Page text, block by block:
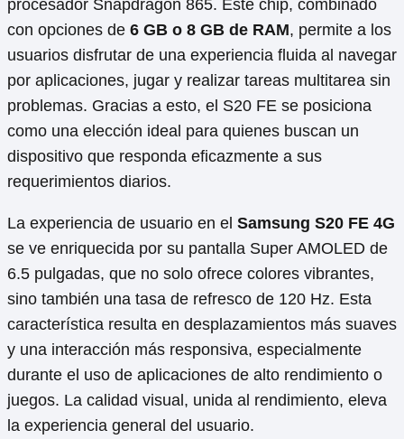
procesador Snapdragon 865. Este chip, combinado
con opciones de 6 GB o 8 GB de RAM, permite a los
usuarios disfrutar de una experiencia fluida al navegar
por aplicaciones, jugar y realizar tareas multitarea sin
problemas. Gracias a esto, el S20 FE se posiciona
como una elección ideal para quienes buscan un
dispositivo que responda eficazmente a sus
requerimientos diarios.
La experiencia de usuario en el Samsung S20 FE 4G
se ve enriquecida por su pantalla Super AMOLED de
6.5 pulgadas, que no solo ofrece colores vibrantes,
sino también una tasa de refresco de 120 Hz. Esta
característica resulta en desplazamientos más suaves
y una interacción más responsiva, especialmente
durante el uso de aplicaciones de alto rendimiento o
juegos. La calidad visual, unida al rendimiento, eleva
la experiencia general del usuario.